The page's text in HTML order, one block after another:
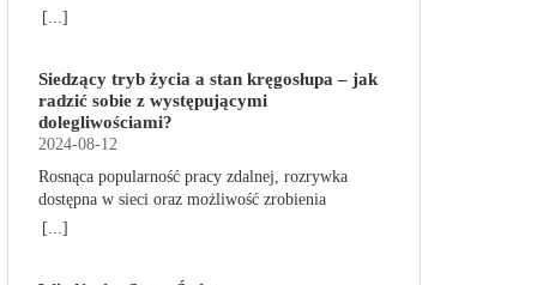
scenarzysty Frederic Maupome. Ten tom nosi tytuł
obdarzone supermocami i wspomagane przez
robota o imieniu Al. Są rozdarte między chęcią
prowadzenia normalnego życia wśród ludzi a
lękiem przed odkryciem, kim są. W tej serii
autorzy podejmują takie tematy, jak poszukiwanie
tożsamości, rodziny, samotności i odmienności pod
trzecim tomie rodzeństwo znalazło się w
[...]
Siedzący tryb życia a stan kręgosłupa – jak
radzić sobie z występującymi
dolegliwościami?
2024-08-12
Rosnąca popularność pracy zdalnej, rozrywka
dostępna w sieci oraz możliwość zrobienia
zakupów online sprawiają, że zmniejsza się nasza
[...]